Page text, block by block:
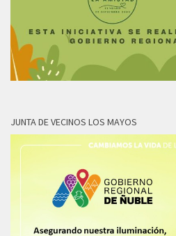
JUNTA DE VECINOS LOS MAYOS